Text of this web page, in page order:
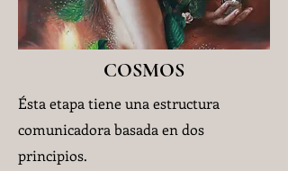
COSMOS
Ésta etapa tiene una estructura
comunicadora basada en dos
principios.